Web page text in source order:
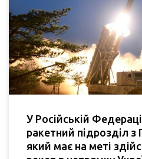
У Російській
ракетний підрозділ з
який має на меті